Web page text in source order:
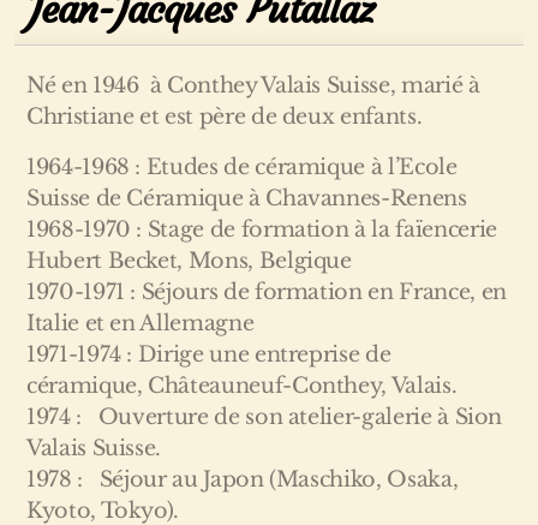
Jean-Jacques Putallaz
Né en 1946 à Conthey Valais Suisse, marié à
Christiane et est père de deux enfants.
1964-1968 : Etudes de céramique à l’Ecole
Suisse de Céramique à Chavannes-Renens
1968-1970 : Stage de formation à la faïencerie
Hubert Becket, Mons, Belgique
1970-1971 : Séjours de formation en France, en
Italie et en Allemagne
1971-1974 : Dirige une entreprise de
céramique, Châteauneuf-Conthey, Valais.
1974 : Ouverture de son atelier-galerie à Sion
Valais Suisse.
1978 : Séjour au Japon (Maschiko, Osaka,
Kyoto, Tokyo).